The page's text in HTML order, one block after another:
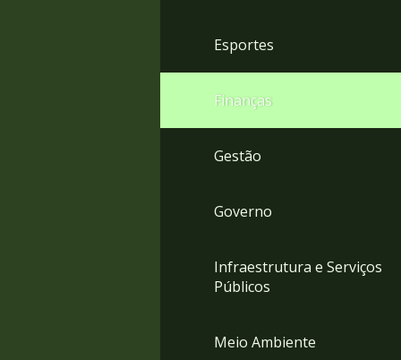
Esportes
Finanças
Gestão
Governo
Infraestrutura e Serviços
Públicos
Meio Ambiente